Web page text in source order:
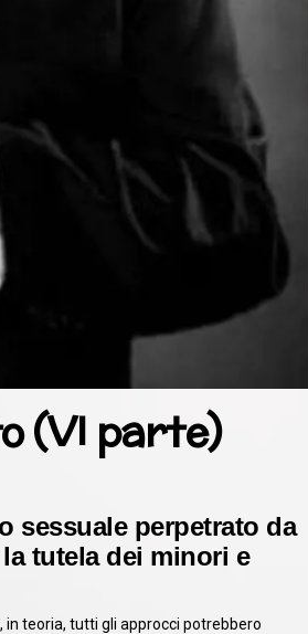
(VI parte)
sessuale perpetrato da
tutela dei minori e
in teoria, tutti gli approcci potrebbero